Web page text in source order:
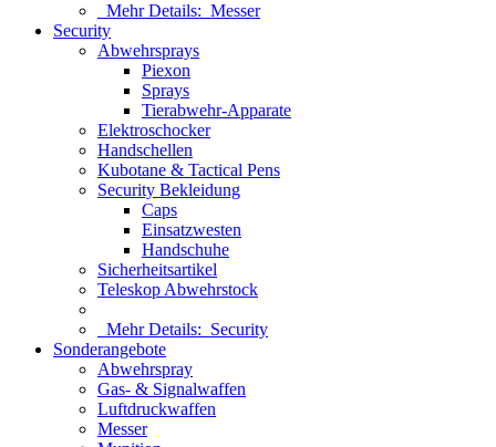
Mehr Details: Messer
Security
Abwehrsprays
Piexon
Sprays
Tierabwehr-Apparate
Elektroschocker
Handschellen
Kubotane & Tactical Pens
Security Bekleidung
Caps
Einsatzwesten
Handschuhe
Sicherheitsartikel
Teleskop Abwehrstock
Mehr Details: Security
Sonderangebote
Abwehrspray
Gas- & Signalwaffen
Luftdruckwaffen
Messer